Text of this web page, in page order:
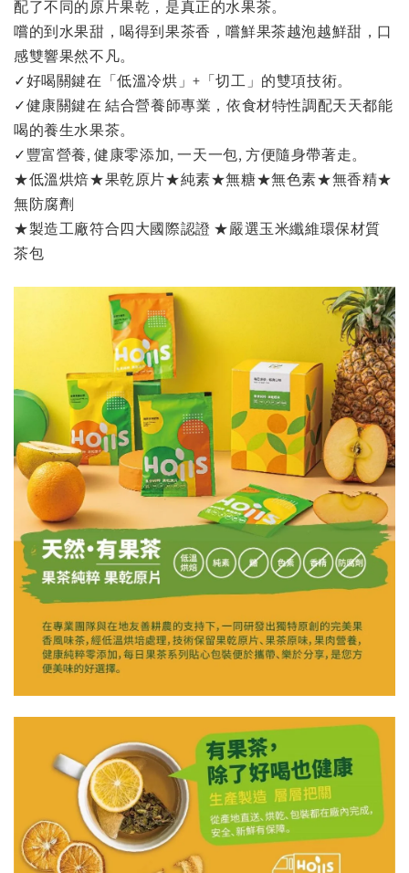
配了不同的原片果乾，是真正的水果茶。
嚐的到水果甜，喝得到果茶香，嚐鮮果茶越泡越鮮甜，口
感雙響果然不凡。
✓好喝關鍵在「低溫冷烘」+「切工」的雙項技術。
✓健康關鍵在 結合營養師專業，依食材特性調配天天都能
喝的養生水果茶。
✓豐富營養, 健康零添加, 一天一包, 方便隨身帶著走。
★低溫烘焙★果乾原片★純素★無糖★無色素★無香精★
無防腐劑
★製造工廠符合四大國際認證 ★嚴選玉米纖維環保材質
茶包